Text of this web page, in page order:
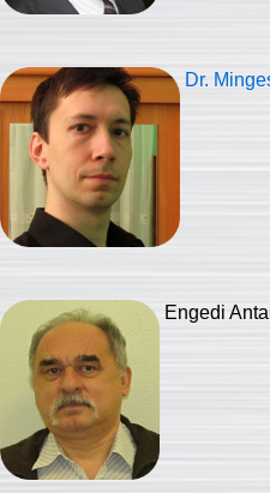
Dr.
Engedi